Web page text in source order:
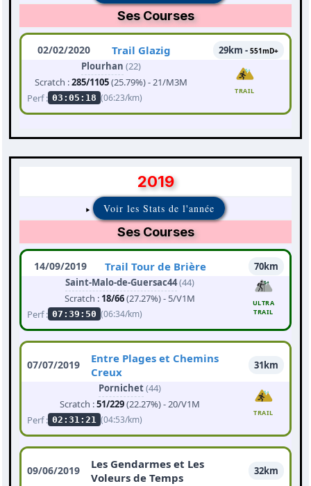
Ses Courses
02/02/2020 Trail Glazig 29km - 551mD+
Plourhan (22)
Scratch :285/1105(25.79%) - 21/M3M
Perf : 03:05:18 (06:23/km)
TRAIL
2019
Voir les Stats de l'année
Ses Courses
14/09/2019 Trail Tour de Brière
70km
Saint-Malo-de-Guersac44(44)
Scratch : 18/66(27.27%) - 5/V1M
Perf : 07:39:50 (06:34/km)
ULTRA
TRAIL
07/07/2019
Entre Plages et Chemins
Creux
31km
Pornichet(44)
Scratch :51/229(22.27%) - 20/V1M
Perf : 02:31:21 (04:53/km)
TRAIL
09/06/2019
Les Gendarmes et Les
Voleurs de Temps
32km